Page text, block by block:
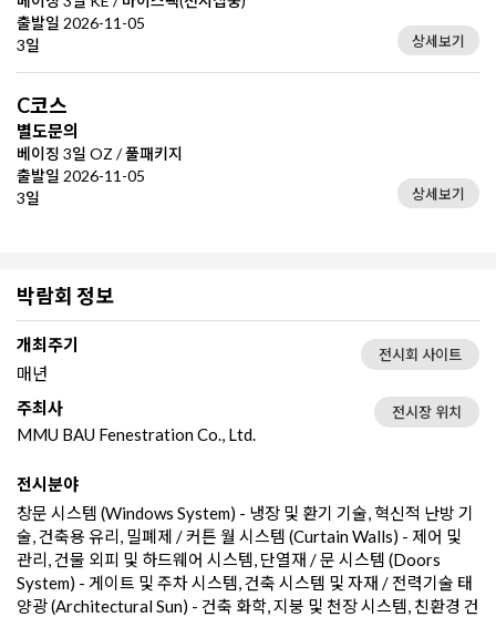
출발일 2026-11-05
3일
상세보기
C코스
별도문의
베이징 3일 OZ / 풀패키지
출발일 2026-11-05
3일
상세보기
박람회 정보
개최주기
매년
전시회 사이트
주최사
MMU BAU Fenestration Co., Ltd.
전시장 위치
전시분야
창문 시스템 (Windows System) - 냉장 및 환기 기술, 혁신적 난방 기
술, 건축용 유리, 밀폐제 / 커튼 월 시스템 (Curtain Walls) - 제어 및
관리, 건물 외피 및 하드웨어 시스템, 단열재 / 문 시스템 (Doors
System) - 게이트 및 주차 시스템, 건축 시스템 및 자재 / 전력기술 태
양광 (Architectural Sun) - 건축 화학, 지붕 및 천장 시스템, 친환경 건